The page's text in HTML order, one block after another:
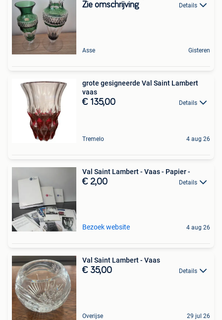
Zie omschrijving Details
Asse Gisteren
grote gesigneerde Val Saint Lambert
vaas
€ 135,00 Details
Tremelo 4 aug 26
Val Saint Lambert - Vaas - Papier -
€ 2,00 Details
Bezoek website 4 aug 26
Val Saint Lambert - Vaas
€ 35,00 Details
Overijse 29 jul 26